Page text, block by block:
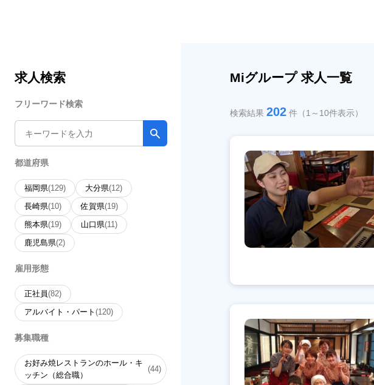
求人検索
フリーワード検索
都道府県
福岡県(129) 大分県(12)
長崎県(10) 佐賀県(19)
熊本県(19) 山口県(11)
鹿児島県(2)
雇用形態
正社員(82)
アルバイト・パート (120)
募集職種
お好み焼レストランのホール・キ
ッチン（総合職）
(44)
Miグループ 求人一覧
検索結果202 件（1～10件表示）